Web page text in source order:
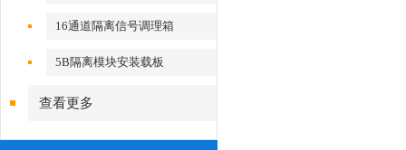
16通道隔离信号调理箱
5B隔离模块安装载板
查看更多